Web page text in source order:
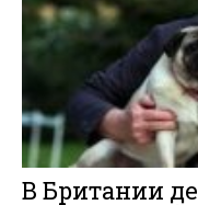
В Британии